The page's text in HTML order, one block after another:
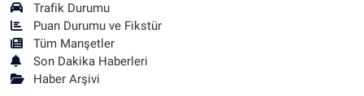
Trafik Durumu
Puan Durumu ve Fikstür
Tüm Manşetler
Son Dakika Haberleri
Haber Arşivi